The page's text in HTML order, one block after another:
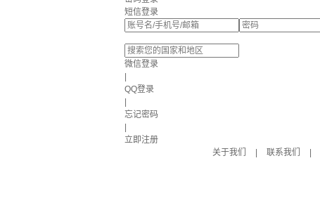
短信登录
微信登录
QQ登录
忘记密码
立即注册
关于我们
联系我们